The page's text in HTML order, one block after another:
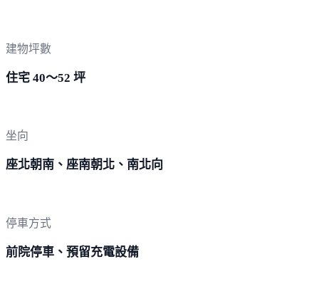
建物坪數
住宅 40～52 坪
坐向
座北朝南、座南朝北、南北向
停車方式
前院停車、預留充電設備